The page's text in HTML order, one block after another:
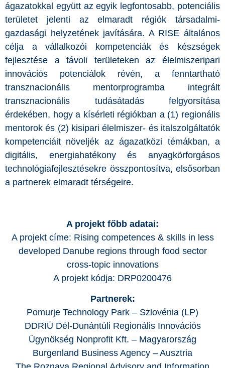
ágazatokkal együtt az egyik legfontosabb, potenciális
területet jelenti az elmaradt régiók társadalmi-
gazdasági helyzetének javítására. A RISE általános
célja a vállalkozói kompetenciák és készségek
fejlesztése a távoli területeken az élelmiszeripari
innovációs potenciálok révén, a fenntartható
transznacionális mentorprogramba integrált
transznacionális tudásátadás felgyorsítása
érdekében, hogy a kísérleti régiókban a (1) regionális
mentorok és (2) kisipari élelmiszer- és italszolgáltatók
kompetenciáit növeljék az ágazatközi témákban, a
digitális, energiahatékony és anyagkörforgásos
technológiafejlesztésekre összpontosítva, elsősorban
a partnerek elmaradt térségeire.
A projekt főbb adatai:
A projekt címe: Rising competences & skills in less
developed Danube regions through food sector
cross-topic innovations
A projekt kódja: DRP0200476
Partnerek:
Pomurje Technology Park – Szlovénia (LP)
DDRIÜ Dél-Dunántúli Regionális Innovációs
Ügynökség Nonprofit Kft. – Magyarország
Burgenland Business Agency – Ausztria